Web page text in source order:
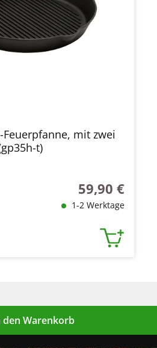
Feuerpfanne, mit zwei
t)
Regulärer Preis:
59,90 €
1-2 Werktage
den Warenkorb